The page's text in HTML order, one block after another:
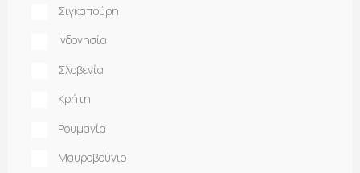
Σιγκαπούρη
Ινδονησία
Σλοβενία
Κρήτη
Ρουμανία
Μαυροβούνιο